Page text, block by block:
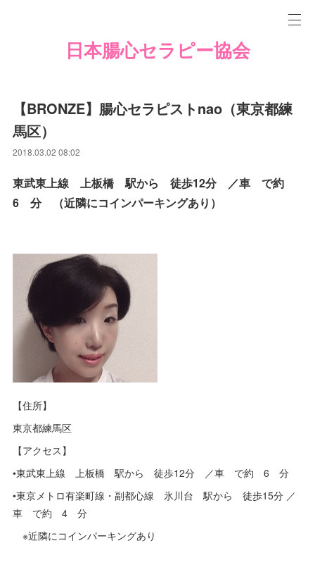
日本腸心セラピー協会
【BRONZE】腸心セラピストnao（東京都練
馬区）
2018.03.02 08:02
東武東上線 上板橋 駅から 徒歩12分 ／車 で約
6 分 （近隣にコインパーキングあり）
【住所】
東京都練馬区
【アクセス】
•東武東上線 上板橋 駅から 徒歩12分 ／車 で約 6 分
•東京メトロ有楽町線・副都心線 氷川台 駅から 徒歩15分 ／
車 で約 4 分
※近隣にコインパーキングあり